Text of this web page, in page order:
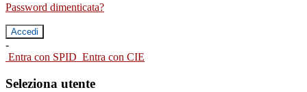
Password dimenticata?
-
Entra con SPID Entra con CIE
Seleziona utente